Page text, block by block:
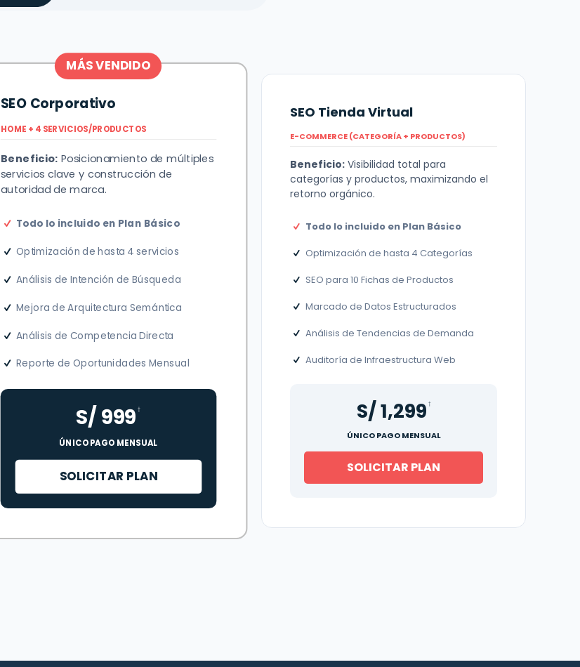
MÁS VENDIDO
SEO Corporativo
HOME + 4 SERVICIOS/PRODUCTOS
Beneficio: Posicionamiento de múltiples
servicios clave y construcción de
autoridad de marca.
Todo lo incluido en Plan Básico
Optimización de hasta 4 servicios
Análisis de Intención de Búsqueda
Mejora de Arquitectura Semántica
Análisis de Competencia Directa
Reporte de Oportunidades Mensual
S/ 999 †
ÚNICO PAGO MENSUAL
SOLICITAR PLAN
SEO Tienda Virtual
E-COMMERCE (CATEGORÍA + PRODUCTOS)
Beneficio: Visibilidad total para
categorías y productos, maximizando el
retorno orgánico.
Todo lo incluido en Plan Básico
Optimización de hasta 4 Categorías
SEO para 10 Fichas de Productos
Marcado de Datos Estructurados
Análisis de Tendencias de Demanda
Auditoría de Infraestructura Web
S/ 1,299 †
ÚNICO PAGO MENSUAL
SOLICITAR PLAN